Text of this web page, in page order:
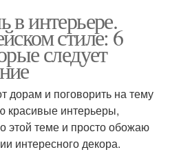
в интерьере.
стиле: 6
следует
дорам и поговорить на тему
красивые интерьеры,
этой теме и просто обожаю
интересного декора.